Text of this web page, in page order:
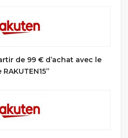
de 99 € d’achat avec le